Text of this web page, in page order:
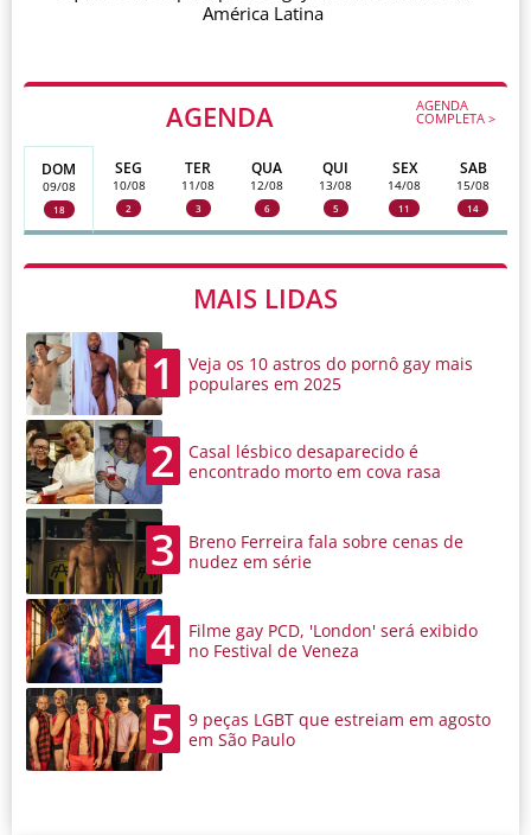
AGENDA AGENDA
COMPLETA >
DOM
09/08
18
SEG
10/08
2
TER
11/08
3
QUA
12/08
6
QUI
13/08
5
SEX
14/08
11
SAB
15/08
14
MAIS LIDAS
1
Veja os 10 astros do pornô gay mais
populares em 2025
2
Casal lésbico desaparecido é
encontrado morto em cova rasa
3
Breno Ferreira fala sobre cenas de
nudez em série
4
Filme gay PCD, 'London' será exibido
no Festival de Veneza
5
9 peças LGBT que estreiam em agosto
em São Paulo
América Latina